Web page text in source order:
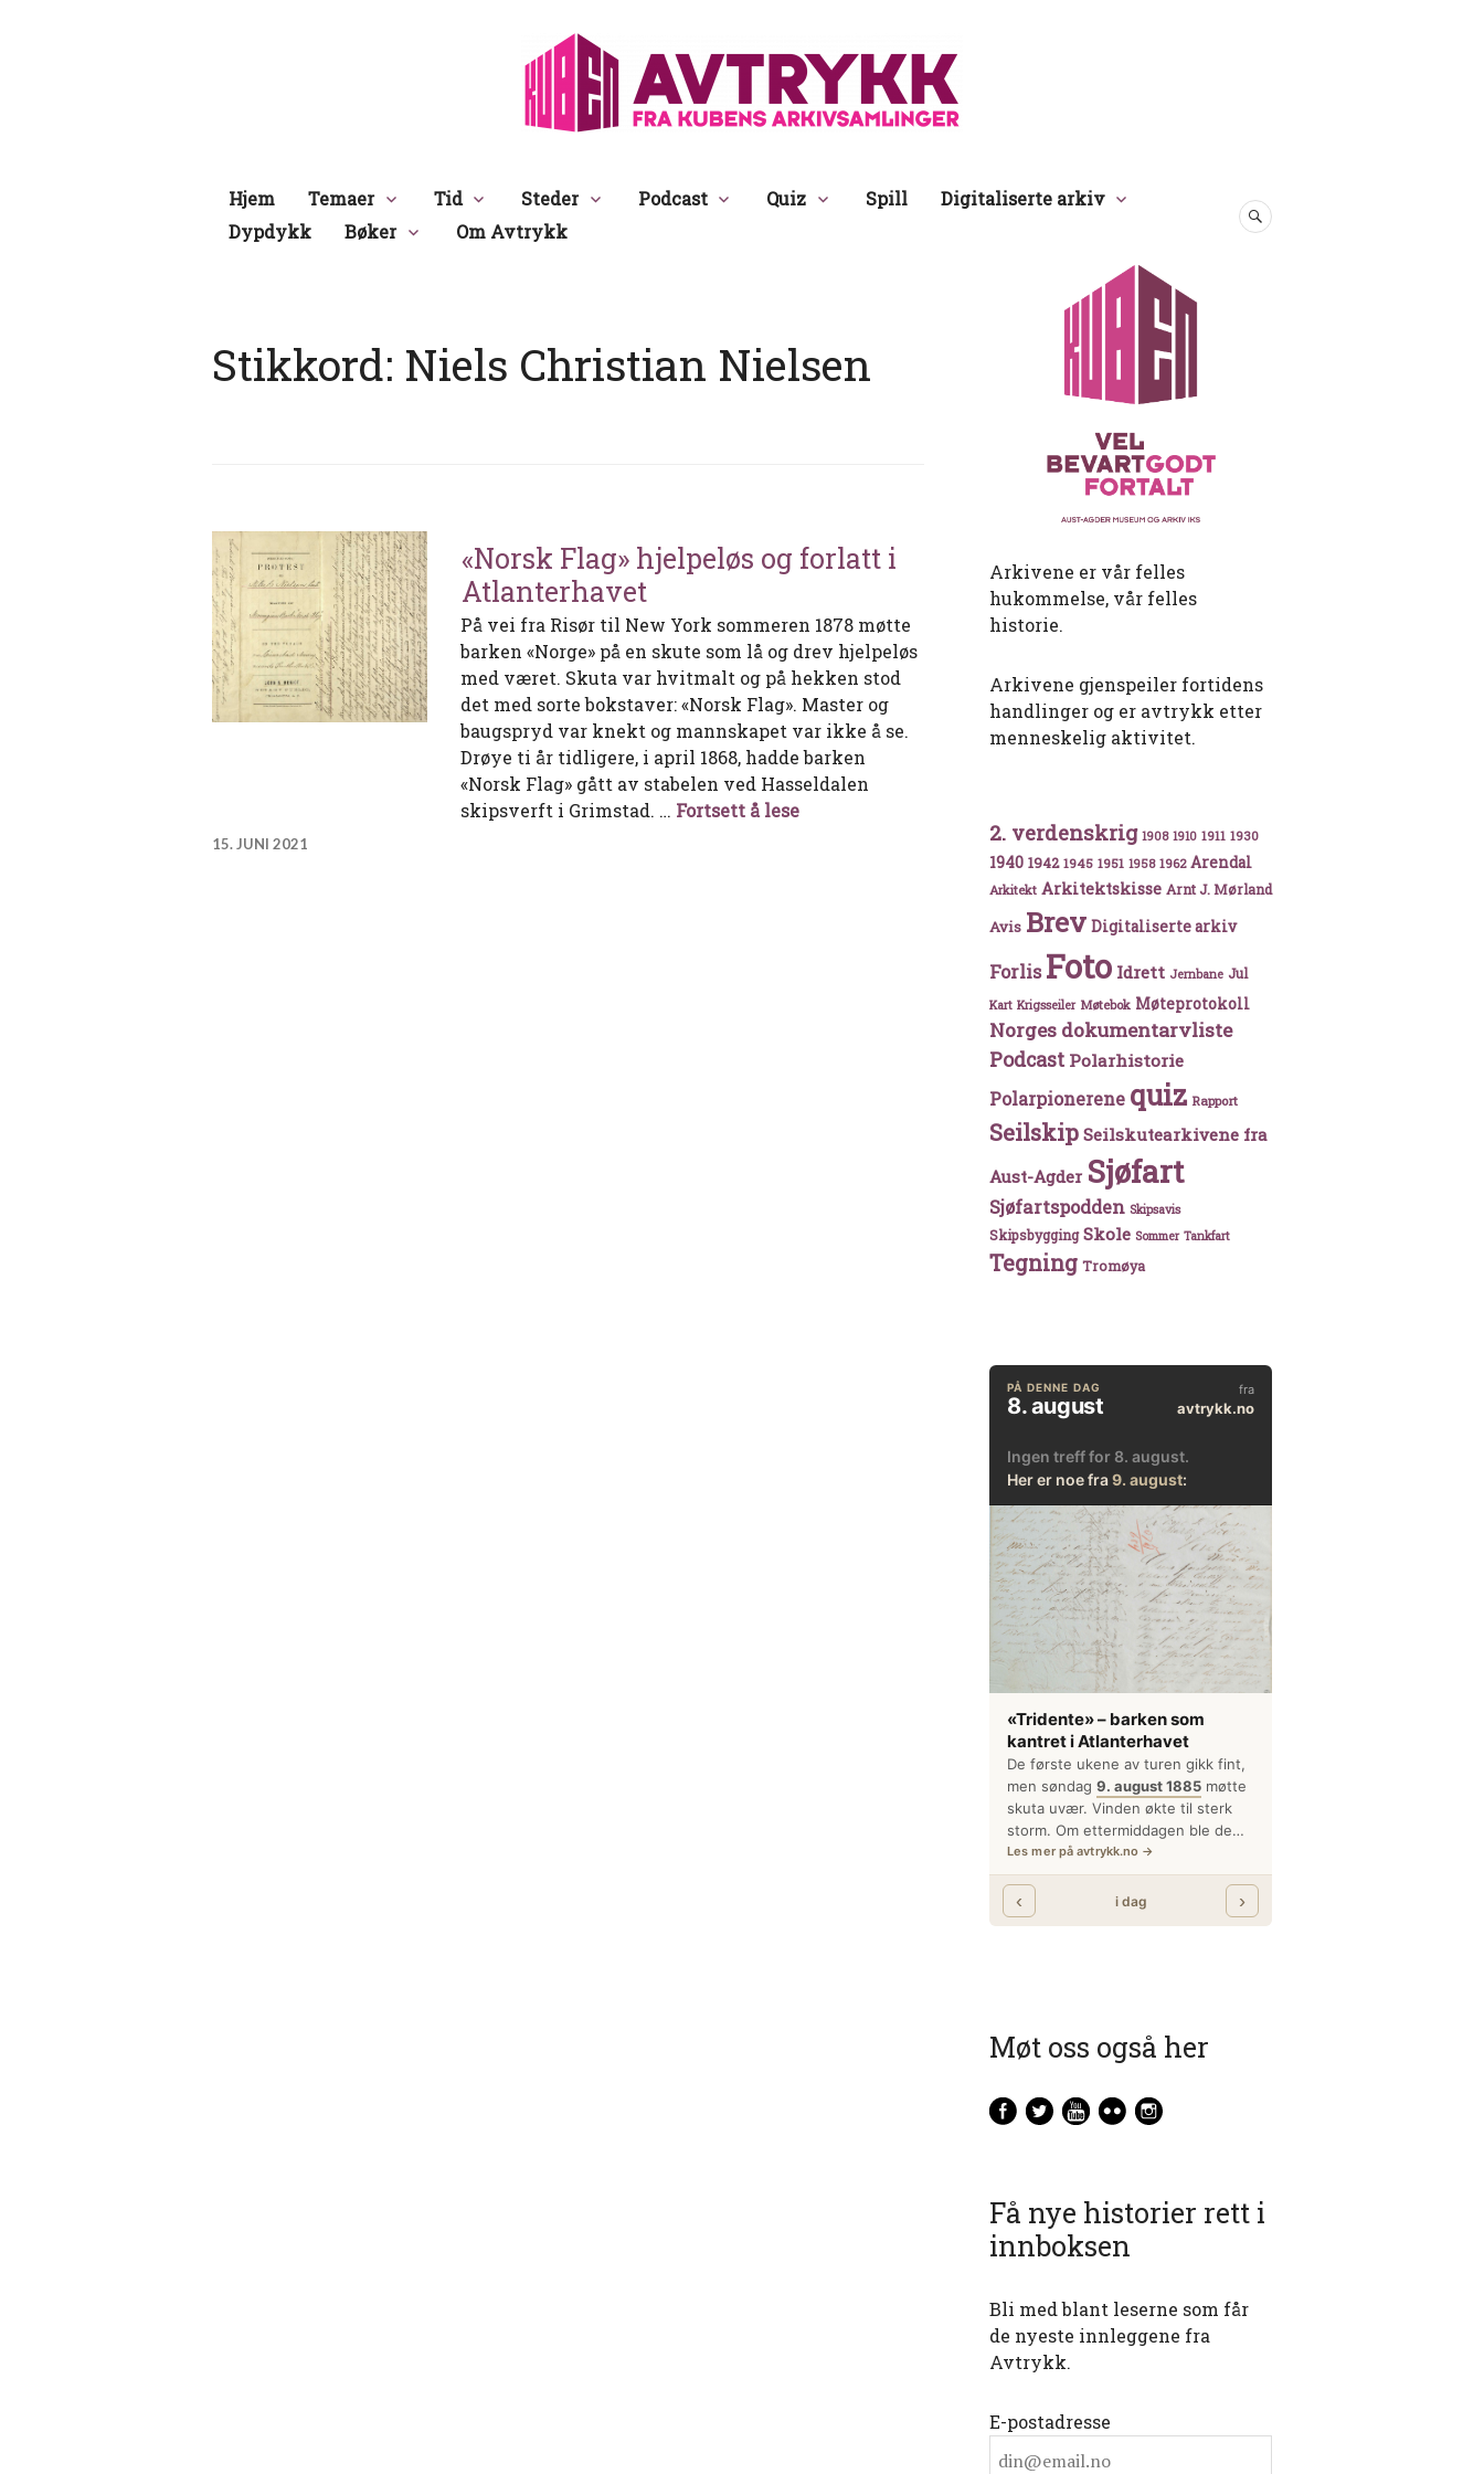
Avtrykk
Hjem Temaer Tid Steder Podcast Quiz Spill
Digitaliserte arkiv
Dypdykk
Bøker Om Avtrykk
SØK
Stikkord: Niels Christian Nielsen
«Norsk Flag» hjelpeløs og forlatt i
Atlanterhavet
På vei fra Risør til New York sommeren 1878 møtte
barken «Norge» på en skute som lå og drev hjelpeløs
med været. Skuta var hvitmalt og på hekken stod
det med sorte bokstaver: «Norsk Flag». Master og
baugspryd var knekt og mannskapet var ikke å se.
Drøye ti år tidligere, i april 1868, hadde barken
«Norsk Flag» gått av stabelen ved Hasseldalen
skipsverft i Grimstad. … Fortsett å lese«Norsk Flag» hjelpeløs og forlatt i Atlanterhavet
15. JUNI 2021
Arkivene er vår felles
hukommelse, vår felles
historie.
Arkivene gjenspeiler fortidens
handlinger og er avtrykk etter
menneskelig aktivitet.
2. verdenskrig 1908 1910 1911 1930
1940 1942 1945 1951 1958 1962 Arendal
Arkitekt Arkitektskisse Arnt J. Mørland
Avis Brev Digitaliserte arkiv
Forlis Foto Idrett Jernbane Jul
Kart Krigsseiler Møtebok Møteprotokoll
Norges dokumentarvliste
Podcast Polarhistorie
Polarpionerene quiz Rapport
Seilskip Seilskutearkivene fra
Aust-Agder Sjøfart
Sjøfartspodden Skipsavis
Skipsbygging Skole Sommer Tankfart
Tegning Tromøya
Møt oss også her
Få nye historier rett i
innboksen
Bli med blant leserne som får
de nyeste innleggene fra
Avtrykk.
E-postadresse